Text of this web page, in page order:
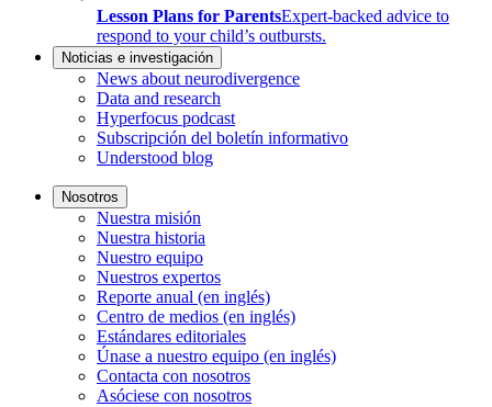
Lesson Plans for ParentsExpert-backed advice to
respond to your child’s outbursts.
Noticias e investigación
News about neurodivergence
Data and research
Hyperfocus podcast
Subscripción del boletín informativo
Understood blog
Nosotros
Nuestra misión
Nuestra historia
Nuestro equipo
Nuestros expertos
Reporte anual (en inglés)
Centro de medios (en inglés)
Estándares editoriales
Únase a nuestro equipo (en inglés)
Contacta con nosotros
Asóciese con nosotros